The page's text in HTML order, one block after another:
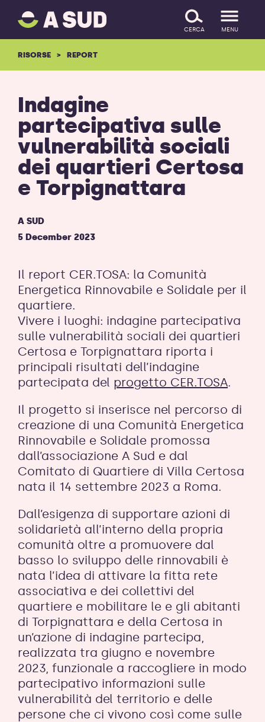
SALTA IL CONTENUTO
A
SUD
logo
ritorna
alla
CERCA MENU
RISORSE REPORT
Indagine
partecipativa sulle
vulnerabilità sociali
dei quartieri Certosa
e Torpignattara
A SUD
5 December 2023
Il report CER.TOSA: la Comunità
Energetica Rinnovabile e Solidale per il
quartiere.
Vivere i luoghi: indagine partecipativa
sulle vulnerabilità sociali dei quartieri
Certosa e Torpignattara riporta i
principali risultati dell’indagine
partecipata del progetto CER.TOSA.
Il progetto si inserisce nel percorso di
creazione di una Comunità Energetica
Rinnovabile e Solidale promossa
dall’associazione A Sud e dal
Comitato di Quartiere di Villa Certosa
nata il 14 settembre 2023 a Roma.
Dall’esigenza di supportare azioni di
solidarietà all’interno della propria
comunità oltre a promuovere dal
basso lo sviluppo delle rinnovabili è
nata l’idea di attivare la fitta rete
associativa e dei collettivi del
quartiere e mobilitare le e gli abitanti
di Torpignattara e della Certosa in
un’azione di indagine partecipa,
realizzata tra giugno e novembre
2023, funzionale a raccogliere in modo
partecipativo informazioni sulle
vulnerabilità del territorio e delle
persone che ci vivono così come sulle